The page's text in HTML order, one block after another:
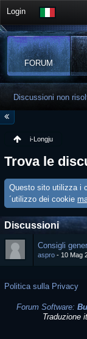
Login
FORUM
Discussioni non
i-Longju
Trova le
Questo sito utilizza i
´utilizzo dei cookie
Discussioni
Consigli
aspro 10 Mag
Politica sulla Privacy
Forum Software:
Traduzione